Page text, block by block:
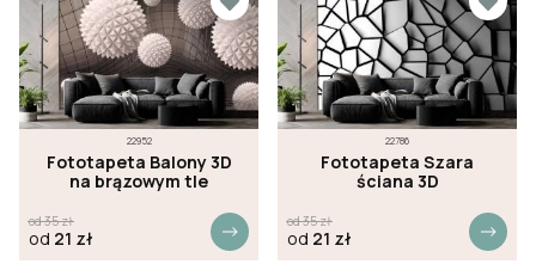
22952
Fototapeta Balony 3D
na brązowym tle
od35zł
od 21 zł
22786
Fototapeta Szara
ściana 3D
od35zł
od 21 zł